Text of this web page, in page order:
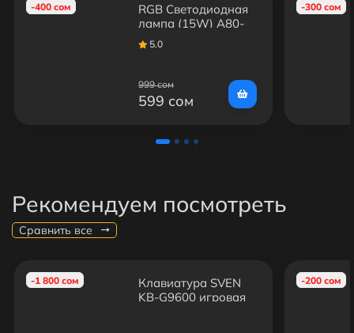
-400 сом
RGB Светодиодная
лампа (15W) A80-
265V
5.0
999 сом
599 сом
-300 сом
Рекомендуем посмотреть
Сравнить все
-1 800 сом
Клавиатура SVEN
KB-G9600 игровая
-200 сом